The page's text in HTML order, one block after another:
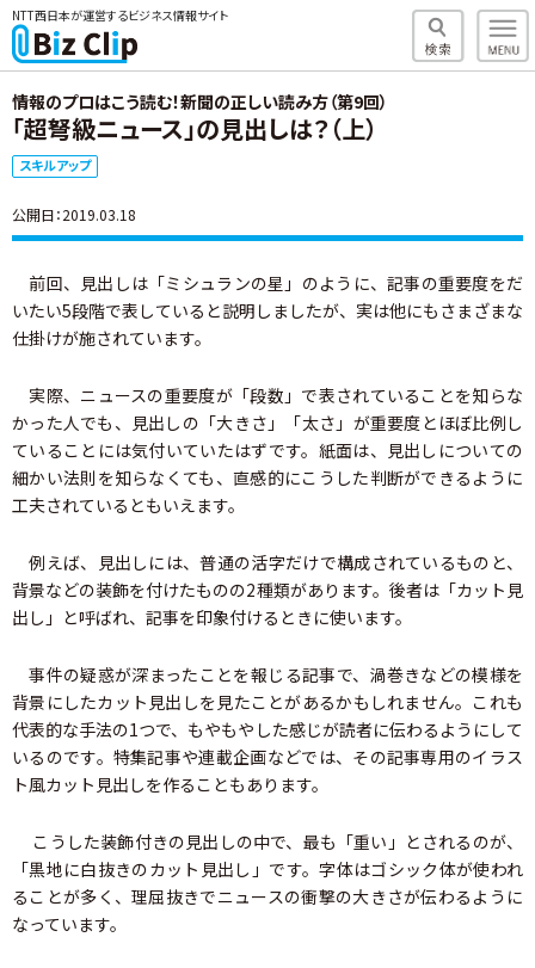
NTT西日本が運営するビジネス情報サイト
情報のプロはこう読む！新聞の正しい読み方（第9回）
「超弩級ニュース」の見出しは？（上）
スキルアップ
公開日：2019.03.18
前回、見出しは「ミシュランの星」のように、記事の重要度をだ
いたい5段階で表していると説明しましたが、実は他にもさまざまな
仕掛けが施されています。
実際、ニュースの重要度が「段数」で表されていることを知らな
かった人でも、見出しの「大きさ」「太さ」が重要度とほぼ比例し
ていることには気付いていたはずです。紙面は、見出しについての
細かい法則を知らなくても、直感的にこうした判断ができるように
工夫されているともいえます。
例えば、見出しには、普通の活字だけで構成されているものと、
背景などの装飾を付けたものの2種類があります。後者は「カット見
出し」と呼ばれ、記事を印象付けるときに使います。
事件の疑惑が深まったことを報じる記事で、渦巻きなどの模様を
背景にしたカット見出しを見たことがあるかもしれません。これも
代表的な手法の1つで、もやもやした感じが読者に伝わるようにして
いるのです。特集記事や連載企画などでは、その記事専用のイラス
ト風カット見出しを作ることもあります。
こうした装飾付きの見出しの中で、最も「重い」とされるのが、
「黒地に白抜きのカット見出し」です。字体はゴシック体が使われ
ることが多く、理屈抜きでニュースの衝撃の大きさが伝わるように
なっています。